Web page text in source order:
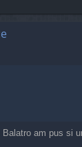
am pus si